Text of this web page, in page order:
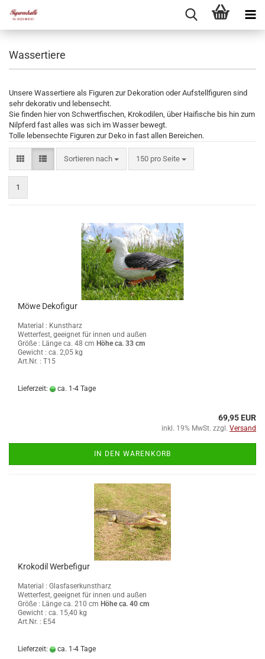
Wassertiere
Unsere Wassertiere als Figuren zur Dekoration oder Aufstellfiguren sind
sehr dekorativ und lebensecht.
Sie finden hier von Schwertfischen, Krokodilen, über Haifische bis hin zum
Nilpferd fast alles was sich im Wasser bewegt.
Tolle lebensechte Figuren zur Deko in fast allen Bereichen.
Sortieren nach 150 pro Seite
1
Möwe Dekofigur
Material : Kunstharz
Wetterfest, geeignet für innen und außen
Größe : Länge ca. 48 cm Höhe ca. 33 cm
Gewicht : ca. 2,05 kg
Art.Nr. : T15
Lieferzeit: ca. 1-4 Tage
69,95 EUR
inkl. 19% MwSt. zzgl. Versand
IN DEN WARENKORB
Krokodil Werbefigur
Material : Glasfaserkunstharz
Wetterfest, geeignet für innen und außen
Größe : Länge ca. 210 cm Höhe ca. 40 cm
Gewicht : ca. 15,40 kg
Art.Nr. : E54
Lieferzeit: ca. 1-4 Tage